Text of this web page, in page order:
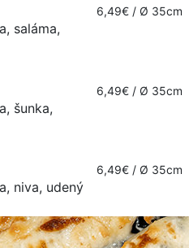
6,49€ / Ø 35cm
saláma,
6,49€ / Ø 35cm
šunka,
6,49€ / Ø 35cm
niva, udený